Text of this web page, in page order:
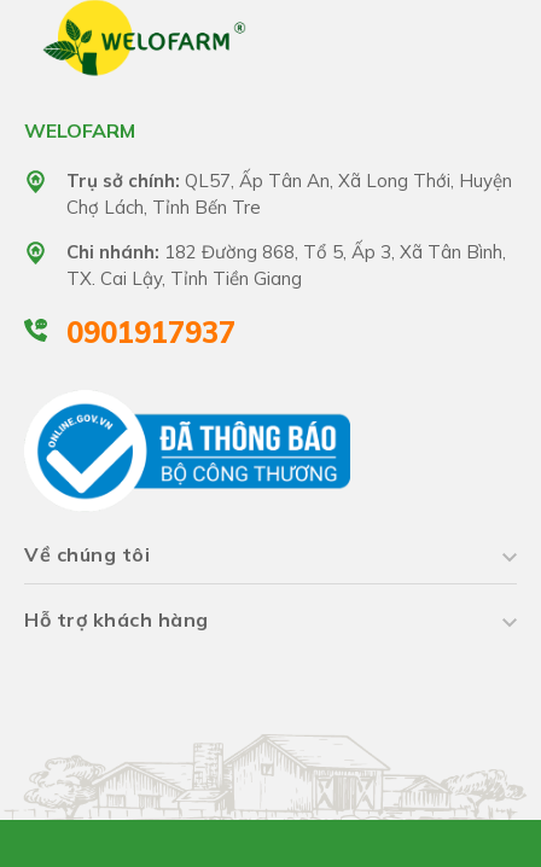
WELOFARM
Trụ sở chính: QL57, Ấp Tân An, Xã Long Thới, Huyện
Chợ Lách, Tỉnh Bến Tre
Chi nhánh: 182 Đường 868, Tổ 5, Ấp 3, Xã Tân Bình,
TX. Cai Lậy, Tỉnh Tiền Giang
0901917937
Về chúng tôi
Hỗ trợ khách hàng